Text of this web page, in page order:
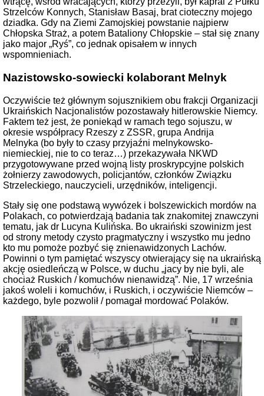
Strzelców Konnych, Stanisław Basaj, brat cioteczny mojego
dziadka. Gdy na Ziemi Zamojskiej powstanie najpierw
Chłopska Straż, a potem Bataliony Chłopskie – stał się znany
jako major „Ryś”, co jednak opisałem w innych
wspomnieniach.
Nazistowsko-sowiecki kolaborant Melnyk
Oczywiście też głównym sojusznikiem obu frakcji Organizacji
Ukraińskich Nacjonalistów pozostawały hitlerowskie Niemcy.
Faktem też jest, że poniekąd w ramach tego sojuszu, w
okresie współpracy Rzeszy z ZSSR, grupa Andrija
Melnyka (bo były to czasy przyjaźni melnykowsko-
niemieckiej, nie to co teraz…) przekazywała NKWD
przygotowywane przed wojną listy proskrypcyjne polskich
żołnierzy zawodowych, policjantów, członków Związku
Strzeleckiego, nauczycieli, urzędników, inteligencji.
Stały się one podstawą wywózek i bolszewickich mordów na
Polakach, co potwierdzają badania tak znakomitej znawczyni
tematu, jak dr Lucyna Kulińska. Bo ukraiński szowinizm jest
od strony metody czysto pragmatyczny i wszystko mu jedno
kto mu pomoże pozbyć się znienawidzonych Lachów.
Powinni o tym pamiętać wszyscy otwierający się na ukraińską
akcję osiedleńczą w Polsce, w duchu „jacy by nie byli, ale
chociaż Ruskich / komuchów nienawidzą”. Nie, 17 września
jakoś woleli i komuchów, i Ruskich, i oczywiście Niemców –
każdego, byle pozwolił / pomagał mordować Polaków.